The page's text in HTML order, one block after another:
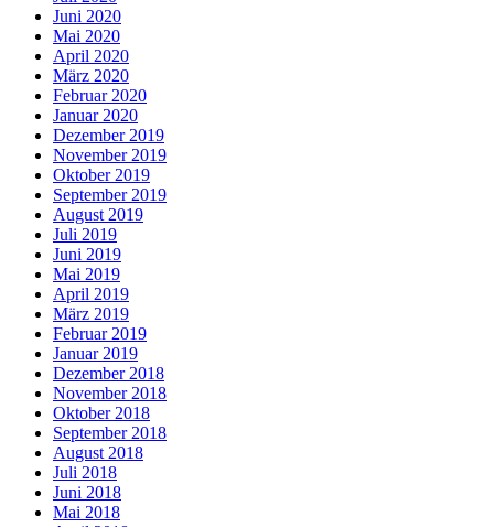
Juni 2020
Mai 2020
April 2020
März 2020
Februar 2020
Januar 2020
Dezember 2019
November 2019
Oktober 2019
September 2019
August 2019
Juli 2019
Juni 2019
Mai 2019
April 2019
März 2019
Februar 2019
Januar 2019
Dezember 2018
November 2018
Oktober 2018
September 2018
August 2018
Juli 2018
Juni 2018
Mai 2018